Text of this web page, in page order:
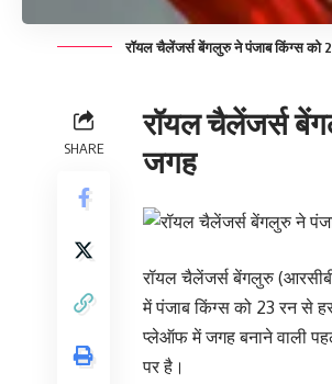
रॉयल चैलेंजर्स बेंगलुरु ने पंजाब किंग्स को
SHARE
रॉयल चैलेंजर्स
जगह
रॉयल चैलेंजर्स बेंगलुरु
में पंजाब किंग्स को 23 रन से
प्लेऑफ में जगह बनाने वाली
पर है।